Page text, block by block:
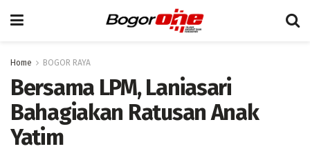
Home BOGOR RAYA
Bersama LPM, Laniasari
Bahagiakan Ratusan Anak
Yatim